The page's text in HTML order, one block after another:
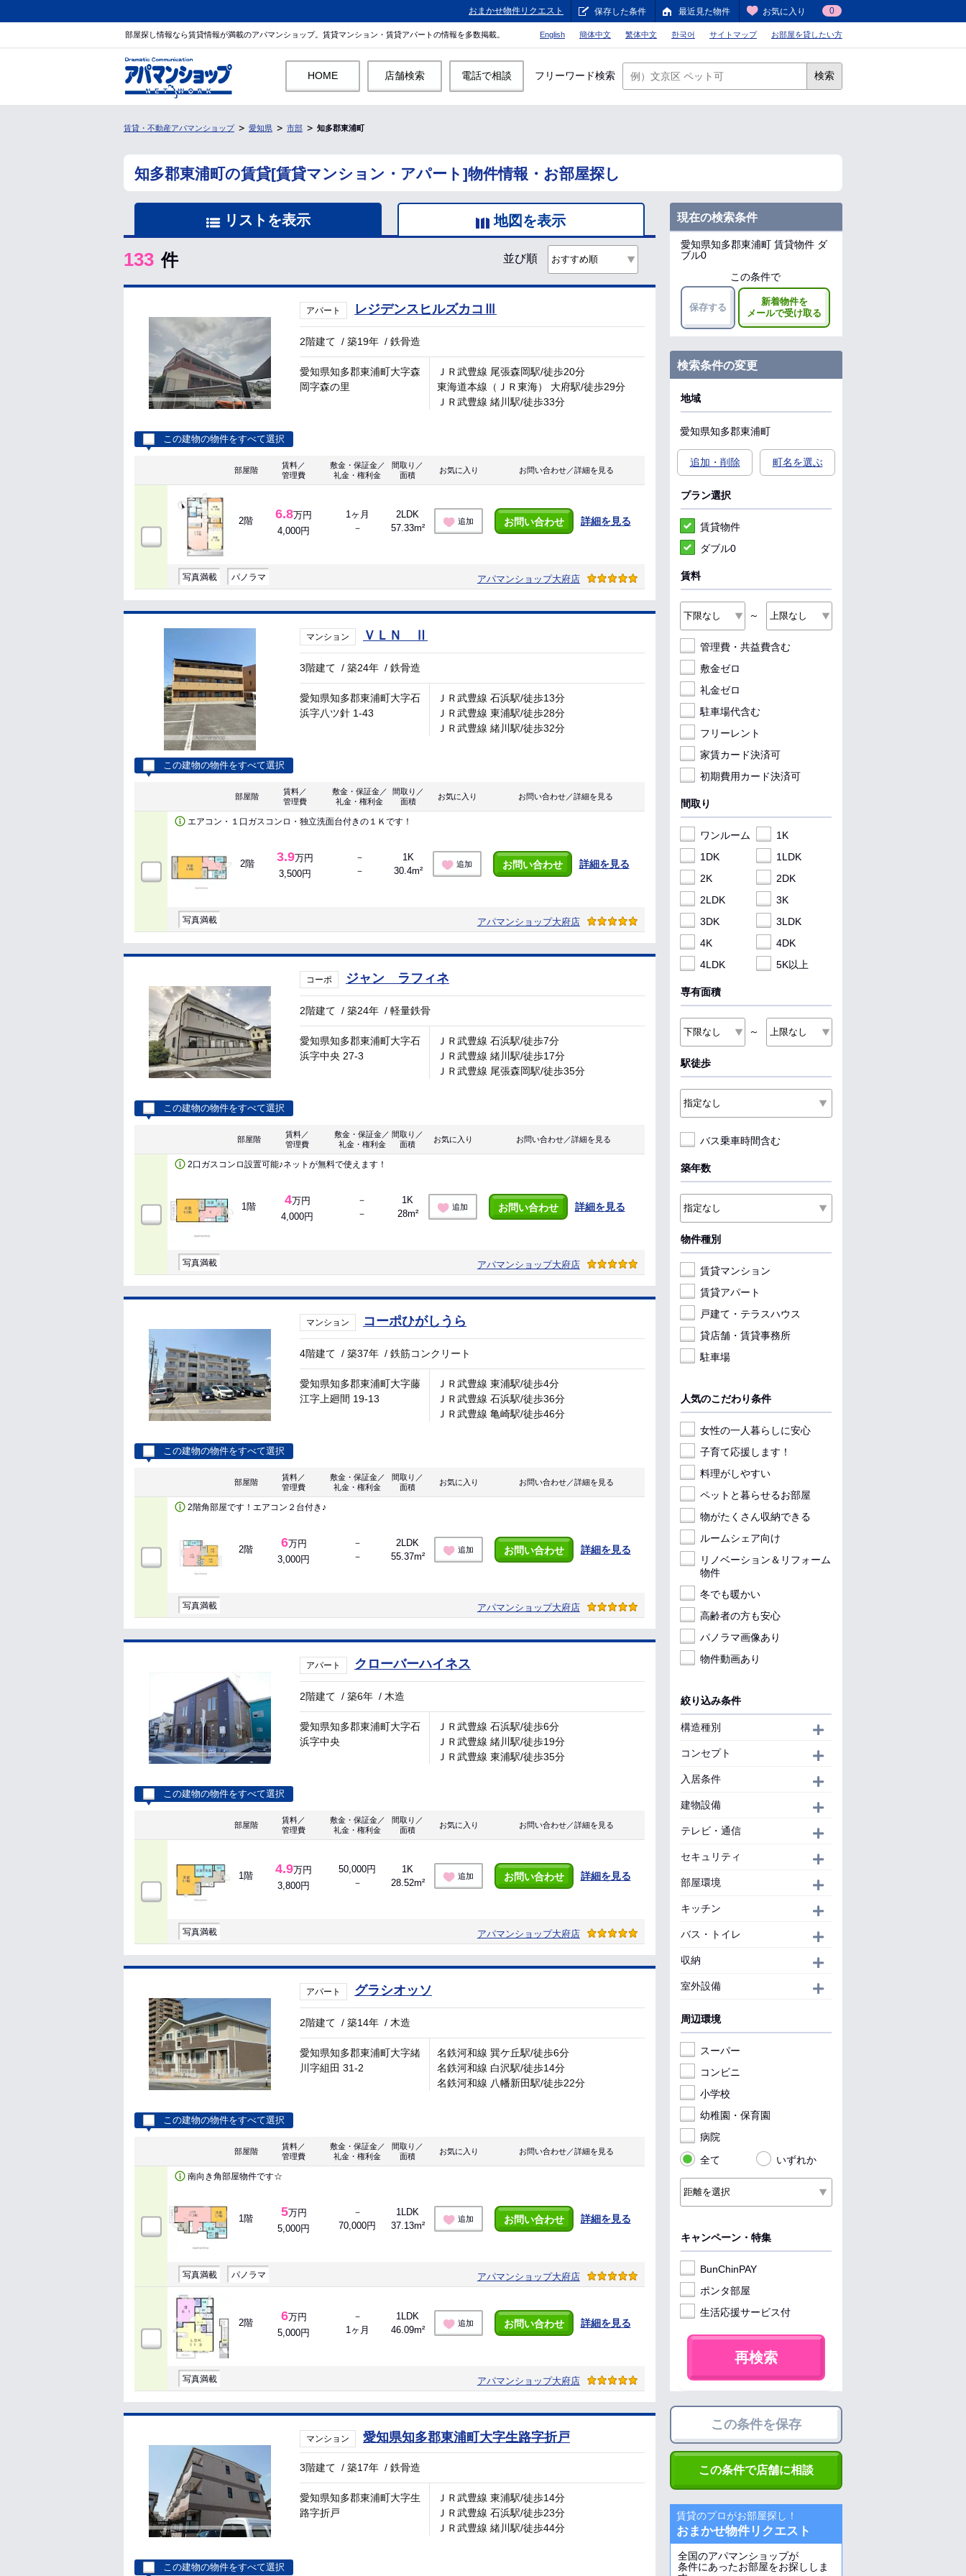
おまかせ物件リクエスト 保存した条件 最近見た物件 お気に入り 0
部屋探し情報なら賃貸情報が満載のアパマンショップ。賃貸マンション・賃貸アパートの情報を多数掲載。 English 簡体中文 繁体中文 한국어 サイトマップ お部屋を貸したい方
HOME 店舗検索 電話で相談 フリーワード検索 検索
賃貸・不動産アパマンショップ 愛知県 市部 知多郡東浦町
知多郡東浦町の賃貸[賃貸マンション・アパート]物件情報・お部屋探し
リストを表示 地図を表示
133 件 並び順
アパート レジデンスヒルズカコⅢ
2階建て /築19年 /鉄骨造
愛知県知多郡東浦町大字森
岡字森の里
ＪＲ武豊線 尾張森岡駅/徒歩20分
東海道本線（ＪＲ東海） 大府駅/徒歩29分
ＪＲ武豊線 緒川駅/徒歩33分
この建物の物件をすべて選択
部屋階
賃料／
管理費
敷金・保証金／
礼金・権利金
間取り／
面積
お気に入り お問い合わせ／詳細を見る
2階 6.8万円
4,000円
1ヶ月
－
2LDK
57.33m²
追加 お問い合わせ 詳細を見る
写真満載 パノラマ アパマンショップ大府店
マンション ＶＬＮ Ⅱ
3階建て /築24年 /鉄骨造
愛知県知多郡東浦町大字石
浜字八ツ針 1-43
ＪＲ武豊線 石浜駅/徒歩13分
ＪＲ武豊線 東浦駅/徒歩28分
ＪＲ武豊線 緒川駅/徒歩32分
この建物の物件をすべて選択
部屋階
賃料／
管理費
敷金・保証金／
礼金・権利金
間取り／
面積
お気に入り お問い合わせ／詳細を見る
エアコン・１口ガスコンロ・独立洗面台付きの１Ｋです！
2階 3.9万円
3,500円
－
－
1K
30.4m²
追加 お問い合わせ 詳細を見る
写真満載 アパマンショップ大府店
コーポ ジャン ラフィネ
2階建て /築24年 /軽量鉄骨
愛知県知多郡東浦町大字石
浜字中央 27-3
ＪＲ武豊線 石浜駅/徒歩7分
ＪＲ武豊線 緒川駅/徒歩17分
ＪＲ武豊線 尾張森岡駅/徒歩35分
この建物の物件をすべて選択
部屋階
賃料／
管理費
敷金・保証金／
礼金・権利金
間取り／
面積
お気に入り お問い合わせ／詳細を見る
2口ガスコンロ設置可能♪ネットが無料で使えます！
1階 4万円
4,000円
－
－
1K
28m²
追加 お問い合わせ 詳細を見る
写真満載 アパマンショップ大府店
マンション コーポひがしうら
4階建て /築37年 /鉄筋コンクリート
愛知県知多郡東浦町大字藤
江字上廻間 19-13
ＪＲ武豊線 東浦駅/徒歩4分
ＪＲ武豊線 石浜駅/徒歩36分
ＪＲ武豊線 亀崎駅/徒歩46分
この建物の物件をすべて選択
部屋階
賃料／
管理費
敷金・保証金／
礼金・権利金
間取り／
面積
お気に入り お問い合わせ／詳細を見る
2階角部屋です！エアコン２台付き♪
2階 6万円
3,000円
－
－
2LDK
55.37m²
追加 お問い合わせ 詳細を見る
写真満載 アパマンショップ大府店
アパート クローバーハイネス
2階建て /築6年 / 木造
愛知県知多郡東浦町大字石
浜字中央
ＪＲ武豊線 石浜駅/徒歩6分
ＪＲ武豊線 緒川駅/徒歩19分
ＪＲ武豊線 東浦駅/徒歩35分
この建物の物件をすべて選択
部屋階
賃料／
管理費
敷金・保証金／
礼金・権利金
間取り／
面積
お気に入り お問い合わせ／詳細を見る
1階 4.9万円
3,800円
50,000円
－
1K
28.52m²
追加 お問い合わせ 詳細を見る
写真満載 アパマンショップ大府店
アパート グラシオッソ
2階建て /築14年 / 木造
愛知県知多郡東浦町大字緒
川字組田 31-2
名鉄河和線 巽ケ丘駅/徒歩6分
名鉄河和線 白沢駅/徒歩14分
名鉄河和線 八幡新田駅/徒歩22分
この建物の物件をすべて選択
部屋階
賃料／
管理費
敷金・保証金／
礼金・権利金
間取り／
面積
お気に入り お問い合わせ／詳細を見る
南向き角部屋物件です☆
1階 5万円
5,000円
－
70,000円
1LDK
37.13m²
追加 お問い合わせ 詳細を見る
写真満載 パノラマ アパマンショップ大府店
2階 6万円
5,000円
－
1ヶ月
1LDK
46.09m²
追加 お問い合わせ 詳細を見る
写真満載 アパマンショップ大府店
マンション 愛知県知多郡東浦町大字生路字折戸
3階建て /築17年 /鉄骨造
愛知県知多郡東浦町大字生
路字折戸
ＪＲ武豊線 東浦駅/徒歩14分
ＪＲ武豊線 石浜駅/徒歩23分
ＪＲ武豊線 緒川駅/徒歩44分
この建物の物件をすべて選択
現在の検索条件
愛知県知多郡東浦町 賃貸物件 ダ
ブル0
この条件で
保存する
新着物件を
メールで受け取る
検索条件の変更
地域
愛知県知多郡東浦町
追加・削除 町名を選ぶ
プラン選択
賃貸物件
ダブル0
賃料
～
管理費・共益費含む
敷金ゼロ
礼金ゼロ
駐車場代含む
フリーレント
家賃カード決済可
初期費用カード決済可
間取り
ワンルーム
1K
1DK
1LDK
2K
2DK
2LDK
3K
3DK
3LDK
4K
4DK
4LDK
5K以上
専有面積
～
駅徒歩
バス乗車時間含む
築年数
物件種別
賃貸マンション
賃貸アパート
戸建て・テラスハウス
貸店舗・賃貸事務所
駐車場
人気のこだわり条件
女性の一人暮らしに安心
子育て応援します！
料理がしやすい
ペットと暮らせるお部屋
物がたくさん収納できる
ルームシェア向け
リノベーション＆リフォーム
物件
冬でも暖かい
高齢者の方も安心
パノラマ画像あり
物件動画あり
絞り込み条件
構造種別
コンセプト
入居条件
建物設備
テレビ・通信
セキュリティ
部屋環境
キッチン
バス・トイレ
収納
室外設備
周辺環境
スーパー
コンビニ
小学校
幼稚園・保育園
病院
全て
いずれか
キャンペーン・特集
BunChinPAY
ポンタ部屋
生活応援サービス付
再検索
この条件を保存
この条件で店舗に相談
賃貸のプロがお部屋探し！
おまかせ物件リクエスト
全国のアパマンショップが
条件にあったお部屋をお探ししま